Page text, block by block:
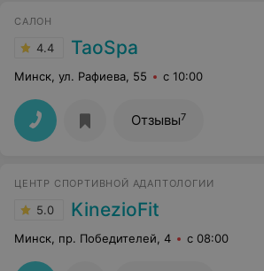
CАЛОН
4.4 TaoSpa
Минск, ул. Рафиева, 55 с 10:00
Отзывы7
ЦЕНТР СПОРТИВНОЙ АДАПТОЛОГИИ
5.0 KinezioFit
Минск, пр. Победителей, 4 с 08:00